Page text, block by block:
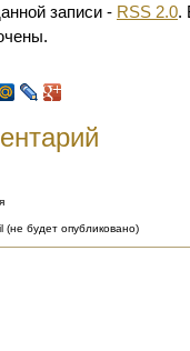
записи - RSS 2.0.
(не будет опубликовано)